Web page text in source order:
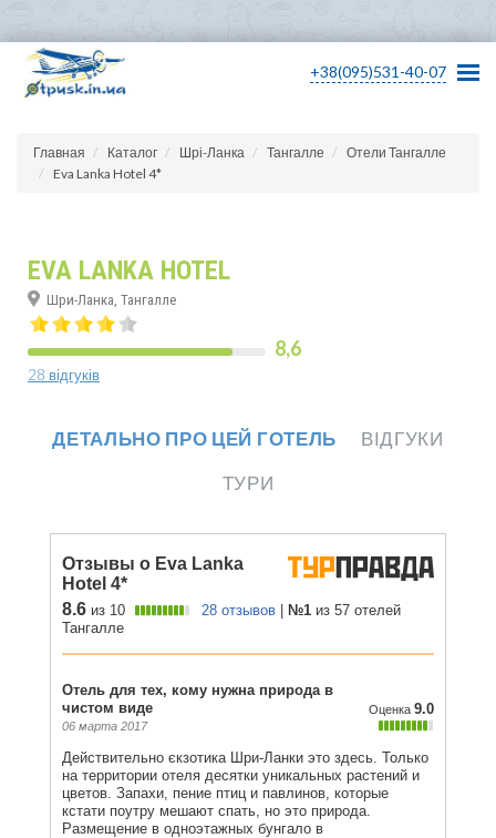
+38(095)531-40-07
Главная Каталог Шрі-Ланка Тангалле
Отели Тангалле
Eva Lanka Hotel 4*
EVA LANKA HOTEL
Шри-Ланка, Тангалле
8,6
28 відгуків
ДЕТАЛЬНО ПРО ЦЕЙ ГОТЕЛЬ
ВІДГУКИ
ТУРИ